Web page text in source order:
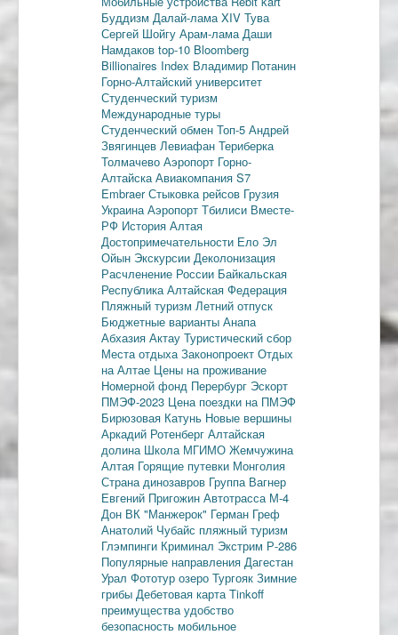
Буддизм Далай-лама XIV Тува
Сергей Шойгу Арам-лама Даши
Намдаков top-10 Bloomberg
Billionaires Index Владимир Потанин
Горно-Алтайский университет
Студенческий туризм
Международные туры
Студенческий обмен Топ-5 Андрей
Звягинцев Левиафан Териберка
Толмачево Аэропорт Горно-
Алтайска Авиакомпания S7
EmbraerСтыковка рейсов Грузия
Украина Аэропорт Тбилиси Вместе-
РФ История Алтая
Достопримечательности Ело Эл
Ойын Экскурсии Деколонизация
Расчленение России Байкальская
Республика Алтайская Федерация
Пляжный туризм Летний отпуск
Бюджетные варианты Анапа
Абхазия Актау Туристический сбор
Места отдыха Законопроект Отдых
на Алтае Цены на проживание
Номерной фонд Перербург Эскорт
ПМЭФ-2023 Цена поездки на ПМЭФ
Бирюзовая Катунь Новые вершины
Аркадий Ротенберг Алтайская
долина Школа МГИМО Жемчужина
Алтая Горящие путевки Монголия
Страна динозавров Группа Вагнер
Евгений Пригожин Автотрасса М-4
Дон ВК "Манжерок" Герман Греф
Анатолий Чубайс пляжный туризм
Глэмпинги Криминал Экстрим Р-286
Популярные направления Дагестан
Урал Фототур озеро Тургояк Зимние
грибы Дебетовая карта Tinkoff
преимущества удобство
безопасность мобильное